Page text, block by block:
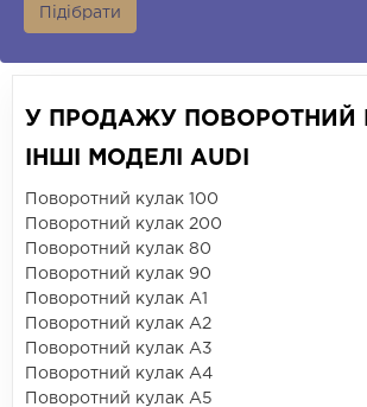
Підібрати
У ПРОДАЖУ ПОВОРОТНИЙ
ІНШІ МОДЕЛІ AUDI
Поворотний кулак 100
Поворотний кулак 200
Поворотний кулак 80
Поворотний кулак 90
Поворотний кулак A1
Поворотний кулак A2
Поворотний кулак A3
Поворотний кулак A4
Поворотний кулак A5